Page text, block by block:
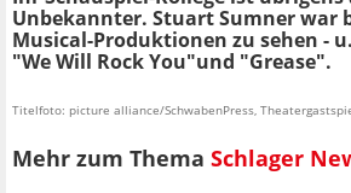
Unbekannter. Stuart Sumner war
Musical-Produktionen zu sehen -
"We Will Rock You"und "Grease".
Titelfoto: picture alliance/SchwabenPress,
Mehr zum Thema Schlager